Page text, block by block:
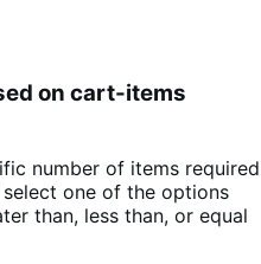
on cart-items
number of items required
one of the options
than, less than, or equal